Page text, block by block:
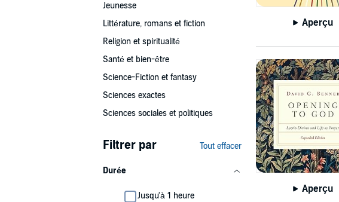
Jeunesse
Littérature, romans et fiction
Religion et spiritualité
Santé et bien-être
Science-Fiction et fantasy
Sciences exactes
Sciences sociales et politiques
Filtrer par Tout effacer
Durée
Jusqu'à 1 heure
Aperçu
Aperçu